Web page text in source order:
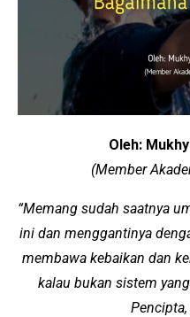
Oleh:
(Member
“Memang sudah saatnya
ini dan menggantinya
membawa kebaikan dan
kalau bukan sistem